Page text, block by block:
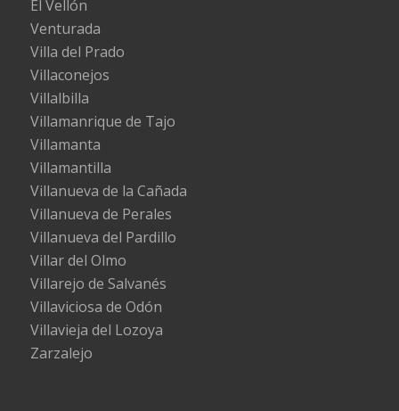
El Vellón
Venturada
Villa del Prado
Villaconejos
Villalbilla
Villamanrique de Tajo
Villamanta
Villamantilla
Villanueva de la Cañada
Villanueva de Perales
Villanueva del Pardillo
Villar del Olmo
Villarejo de Salvanés
Villaviciosa de Odón
Villavieja del Lozoya
Zarzalejo